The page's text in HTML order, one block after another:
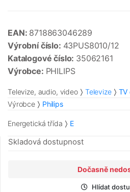
EAN: 8718863046289
Výrobní číslo: 43PUS8010/12
Katalogové číslo: 35062161
Výrobce: PHILIPS
Televize, audio, video Televize
TV
Výrobce
Philips
Energetická třída E
Skladová dostupnost
Dočasně
Hlídat